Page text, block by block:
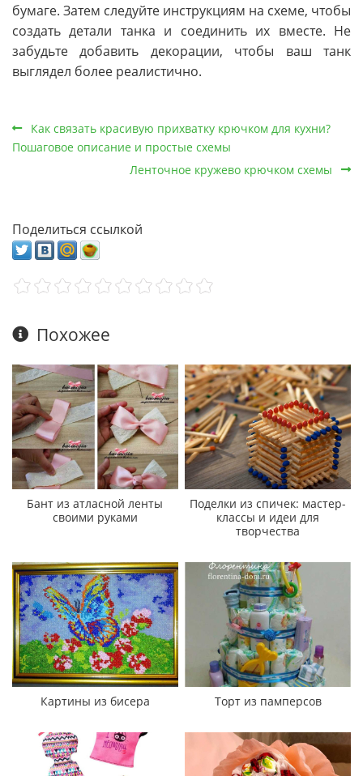
бумаге. Затем следуйте инструкциям на схеме, чтобы
создать детали танка и соединить их вместе. Не
забудьте добавить декорации, чтобы ваш танк
выглядел более реалистично.
Как связать красивую прихватку крючком для кухни?
Пошаговое описание и простые схемы
Ленточное кружево крючком схемы
Поделиться ссылкой
Похожее
Бант из атласной ленты
своими руками
Поделки из спичек: мастер-
классы и идеи для
творчества
Картины из бисера Торт из памперсов